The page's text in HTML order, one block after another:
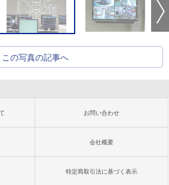
この写真の記事へ
お問い合わせ
会社概要
特定商取引法に基づく表示